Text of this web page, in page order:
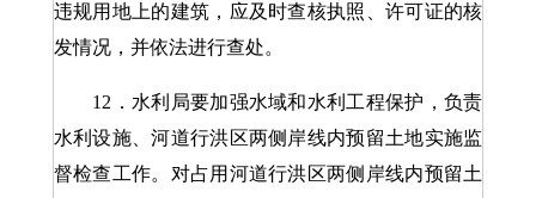
违规用地上的建筑，应及时查核执照、许可证的核
发情况，并依法进行查处。
12．水利局要加强水域和水利工程保护，负责
水利设施、河道行洪区两侧岸线内预留土地实施监
督检查工作。对占用河道行洪区两侧岸线内预留土